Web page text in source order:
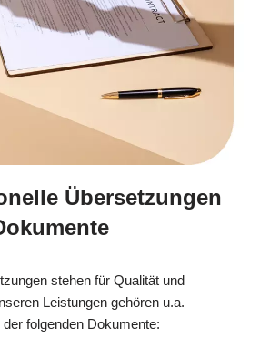
Übersetzungen
stehen für Qualität und
Leistungen gehören u.a.
folgenden Dokumente: